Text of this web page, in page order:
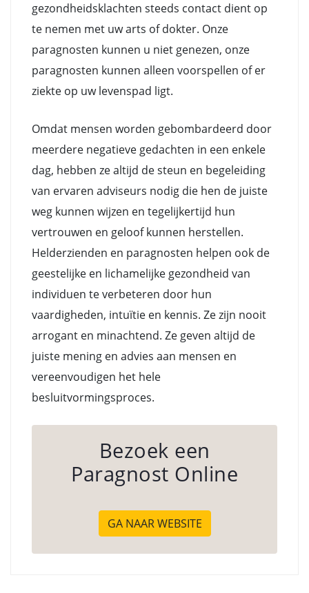
gezondheidsklachten steeds contact dient op
te nemen met uw arts of dokter. Onze
paragnosten kunnen u niet genezen, onze
paragnosten kunnen alleen voorspellen of er
ziekte op uw levenspad ligt.
Omdat mensen worden gebombardeerd door
meerdere negatieve gedachten in een enkele
dag, hebben ze altijd de steun en begeleiding
van ervaren adviseurs nodig die hen de juiste
weg kunnen wijzen en tegelijkertijd hun
vertrouwen en geloof kunnen herstellen.
Helderzienden en paragnosten helpen ook de
geestelijke en lichamelijke gezondheid van
individuen te verbeteren door hun
vaardigheden, intuïtie en kennis. Ze zijn nooit
arrogant en minachtend. Ze geven altijd de
juiste mening en advies aan mensen en
vereenvoudigen het hele
besluitvormingsproces.
Bezoek een
Paragnost Online
GA NAAR WEBSITE